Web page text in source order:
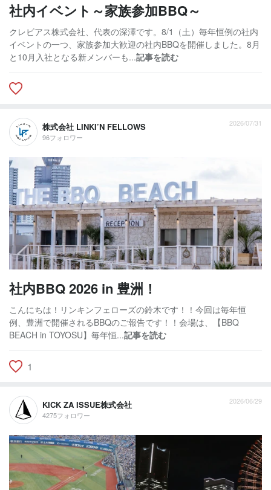
社内イベント～家族参加BBQ～
クレビアス株式会社、代表の深澤です。8/1（土）毎年恒例の社内
イベントの一つ、家族参加大歓迎の社内BBQを開催しました。8月
と10月入社となる新メンバーも...記事を読む
株式会社 LINKI’N FELLOWS
96フォロワー
2026/07/31
社内BBQ 2026 in 豊洲！
こんにちは！リンキンフェローズの鈴木です！！今回は毎年恒
例、豊洲で開催されるBBQのご報告です！！会場は、【BBQ
BEACH in TOYOSU】毎年恒...記事を読む
1
KICK ZA ISSUE株式会社
4275フォロワー
2026/06/29